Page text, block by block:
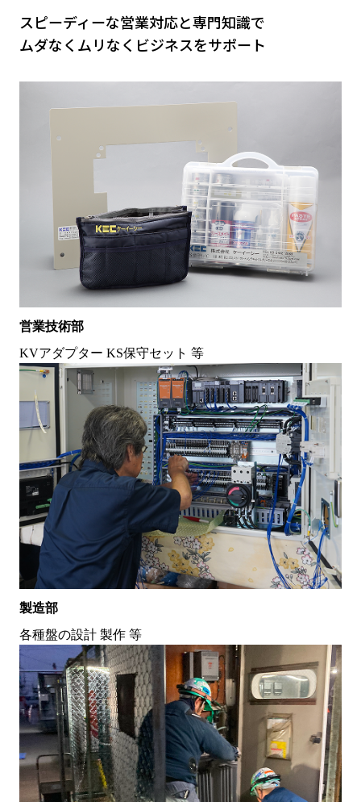
スピーディーな営業対応と専門知識で
ムダなくムリなくビジネスをサポート
営業技術部
KVアダプター KS保守セット 等
製造部
各種盤の設計 製作 等